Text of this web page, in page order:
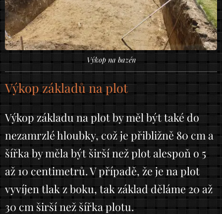
Výkop na bazén
Výkop základů na plot
Výkop základu na plot by měl být také do
nezamrzlé hloubky, což je přibližně 80 cm a
šířka by měla být širší než plot alespoň o 5
až 10 centimetrů. V případě, že je na plot
vyvíjen tlak z boku, tak základ děláme 20 až
30 cm širší než šířka plotu.